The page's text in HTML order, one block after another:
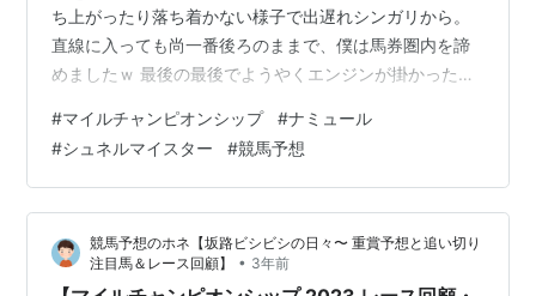
ち上がったり落ち着かない様子で出遅れシンガリから。
直線に入っても尚一番後ろのままで、僕は馬券圏内を諦
めましたｗ 最後の最後でようやくエンジンが掛かったの
焼感のあるレースがラストランになりました。G1・1勝で
引退するとは思っていませんでしたが仕方ないですね。
血統面では色々と可能性がありそうなので、種牡馬とし
ての活躍に期待します。お疲れさまでした。 〇⑪セリフ
ォス 川田騎手 8着好位追走。直線に入って一瞬先頭に立
ちかけましたが、その後は…
#マイルチャンピオンシップ #ナミュール
#シュネルマイスター #競馬予想
競馬予想のホネ【坂路ビシビシの日々〜 重賞予想と追い切り
注目馬＆レース回顧】
• 3年前